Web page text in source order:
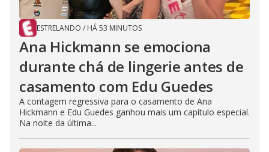
ESTRELANDO / HÁ 53 MINUTOS
Ana Hickmann se emociona
durante chá de lingerie antes de
casamento com Edu Guedes
A contagem regressiva para o casamento de Ana
Hickmann e Edu Guedes ganhou mais um capítulo especial.
Na noite da última...